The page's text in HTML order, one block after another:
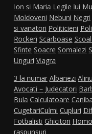
Ion si Maria Legile lui
Moldoveni Nebuni Negri
si vanatori Politicieni
Rockeri Scarboase
Sfinte Soacre Somalezi
Unguri Viagra
3 la numar Albanezi
Avocati – Judecatori
Bula Calculatoare
CugetariCulmi Cupluri
Fotbalisti Ghicitori
raspunsuri